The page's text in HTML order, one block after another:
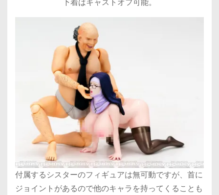
付属するシスターのフィギュアは無可動ですが、首に
ジョイントがあるので他のキャラを持ってくることも